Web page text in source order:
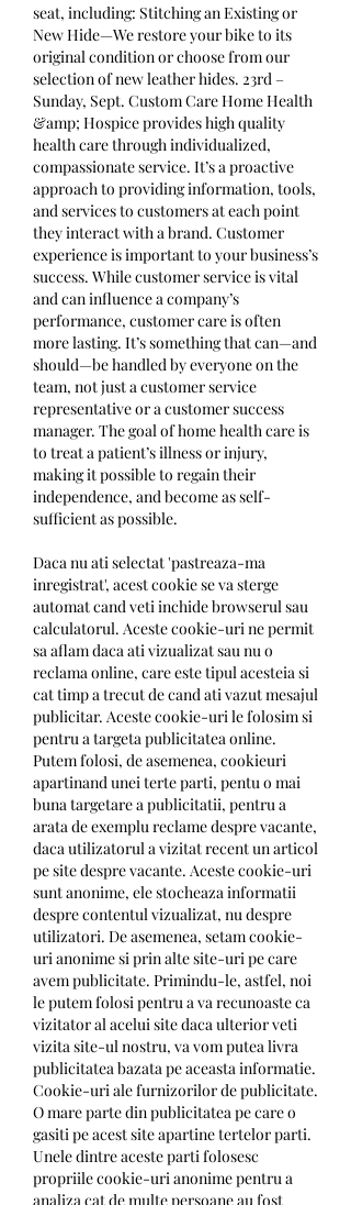
seat, including: Stitching an Existing or
New Hide—We restore your bike to its
original condition or choose from our
selection of new leather hides. 23rd –
Sunday, Sept. Custom Care Home Health
&amp; Hospice provides high quality
health care through individualized,
compassionate service. It’s a proactive
approach to providing information, tools,
and services to customers at each point
they interact with a brand. Customer
experience is important to your business’s
success. While customer service is vital
and can influence a company’s
performance, customer care is often
more lasting. It’s something that can—and
should—be handled by everyone on the
team, not just a customer service
representative or a customer success
manager. The goal of home health care is
to treat a patient’s illness or injury,
making it possible to regain their
independence, and become as self-
sufficient as possible.
Daca nu ati selectat 'pastreaza-ma
inregistrat', acest cookie se va sterge
automat cand veti inchide browserul sau
calculatorul. Aceste cookie-uri ne permit
sa aflam daca ati vizualizat sau nu o
reclama online, care este tipul acesteia si
cat timp a trecut de cand ati vazut mesajul
publicitar. Aceste cookie-uri le folosim si
pentru a targeta publicitatea online.
Putem folosi, de asemenea, cookieuri
apartinand unei terte parti, pentu o mai
buna targetare a publicitatii, pentru a
arata de exemplu reclame despre vacante,
daca utilizatorul a vizitat recent un articol
pe site despre vacante. Aceste cookie-uri
sunt anonime, ele stocheaza informatii
despre contentul vizualizat, nu despre
utilizatori. De asemenea, setam cookie-
uri anonime si prin alte site-uri pe care
avem publicitate. Primindu-le, astfel, noi
le putem folosi pentru a va recunoaste ca
vizitator al acelui site daca ulterior veti
vizita site-ul nostru, va vom putea livra
publicitatea bazata pe aceasta informatie.
Cookie-uri ale furnizorilor de publicitate.
O mare parte din publicitatea pe care o
gasiti pe acest site apartine tertelor parti.
Unele dintre aceste parti folosesc
propriile cookie-uri anonime pentru a
analiza cat de multe persoane au fost